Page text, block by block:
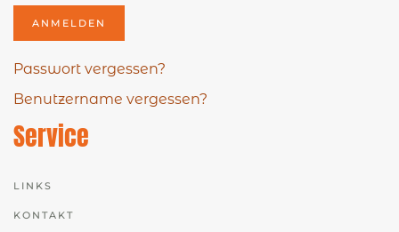
ANMELDEN
Passwort vergessen?
Benutzername vergessen?
Service
LINKS
KONTAKT